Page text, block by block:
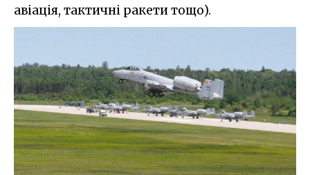
авіація, тактичні ракети тощо).